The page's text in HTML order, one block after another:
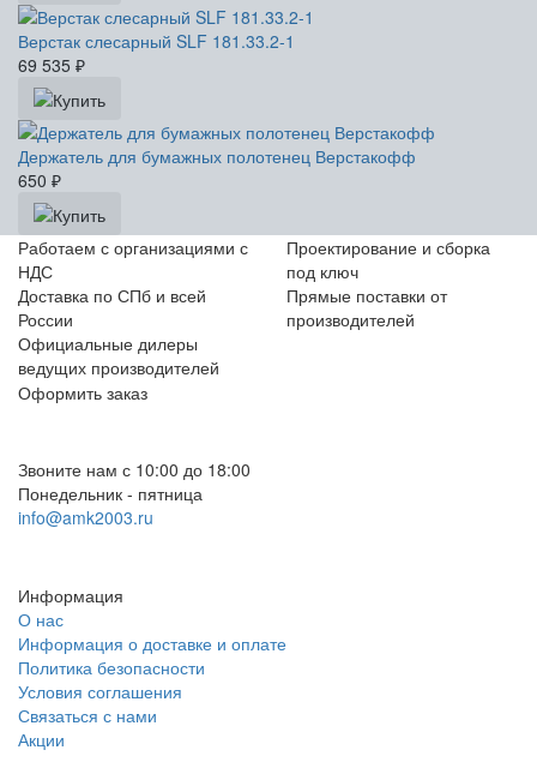
Верстак слесарный SLF 181.33.2-1
69 535 ₽
Держатель для бумажных полотенец Верстакофф
650 ₽
Работаем с организациями с
НДС
Проектирование и сборка
под ключ
Доставка по СПб и всей
России
Прямые поставки от
производителей
Официальные дилеры
ведущих производителей
Оформить заказ
Звоните нам с 10:00 до 18:00
Понедельник - пятница
info@amk2003.ru
Информация
О нас
Информация о доставке и оплате
Политика безопасности
Условия соглашения
Связаться с нами
Акции